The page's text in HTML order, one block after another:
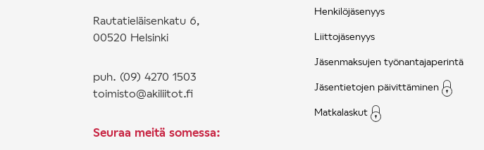
Rautatieläisenkatu 6,
00520 Helsinki
puh. (09) 4270 1503
toimisto@akiliitot.fi
Seuraa meitä somessa:
Henkilöjäsenyys
Liittojäsenyys
Jäsenmaksujen työnantajaperintä
Jäsentietojen päivittäminen
Matkalaskut